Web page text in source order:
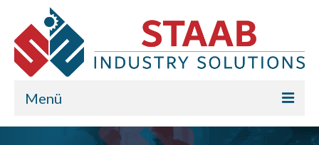
Menü
Staab Industry Solution